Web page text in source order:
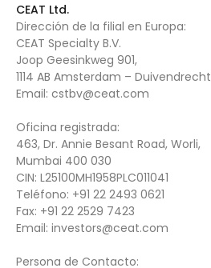
CEAT Ltd.
Dirección de la filial en Europa:
CEAT Specialty B.V.
Joop Geesinkweg 901,
1114 AB Amsterdam – Duivendrecht
Email: cstbv@ceat.com
Oficina registrada:
463, Dr. Annie Besant Road, Worli,
Mumbai 400 030
CIN: L25100MH1958PLC011041
Teléfono: +91 22 2493 0621
Fax: +91 22 2529 7423
Email: investors@ceat.com
Persona de Contacto: